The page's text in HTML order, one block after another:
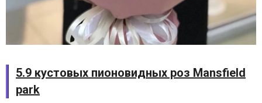
5.9 кустовых пионовидных роз Mansfield
park